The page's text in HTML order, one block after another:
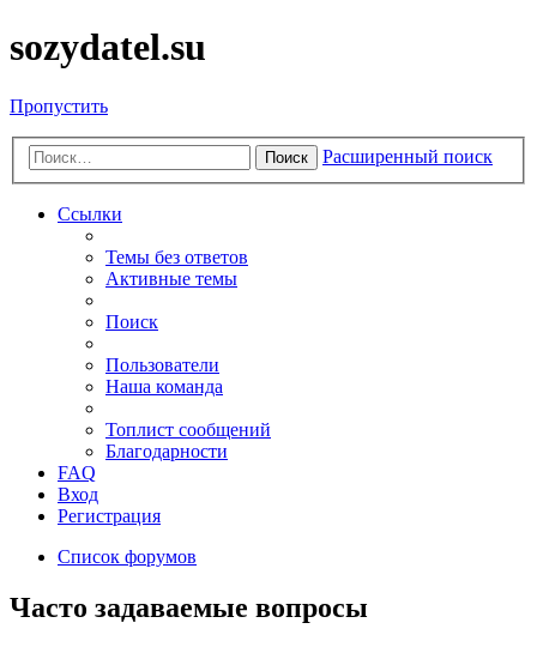
sozydatel.su
Пропустить
Поиск Расширенный поиск
Ссылки
Темы без ответов
Активные темы
Поиск
Пользователи
Наша команда
Топлист сообщений
Благодарности
FAQ
Вход
Регистрация
Список форумов
Часто задаваемые вопросы